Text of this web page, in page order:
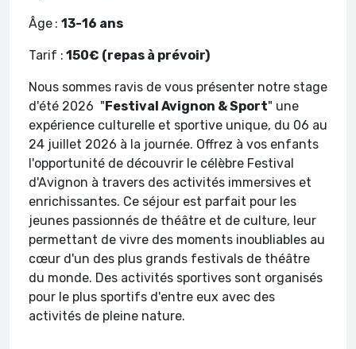
Âge : 13-16 ans
Tarif : 150€ (repas à prévoir)
Nous sommes ravis de vous présenter notre stage
d'été 2026 "Festival Avignon & Sport" une
expérience culturelle et sportive unique, du 06 au
24 juillet 2026 à la journée. Offrez à vos enfants
l'opportunité de découvrir le célèbre Festival
d'Avignon à travers des activités immersives et
enrichissantes. Ce séjour est parfait pour les
jeunes passionnés de théâtre et de culture, leur
permettant de vivre des moments inoubliables au
cœur d'un des plus grands festivals de théâtre
du monde. Des activités sportives sont organisés
pour le plus sportifs d'entre eux avec des
activités de pleine nature.